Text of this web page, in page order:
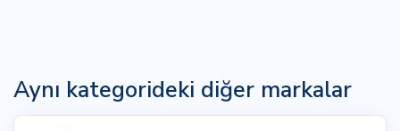
Aynı kategorideki diğer markalar